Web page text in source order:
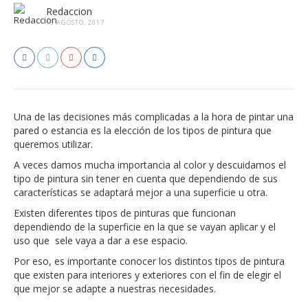
Redaccion
16 AGOSTO, 2017
Una de las decisiones más complicadas a la hora de pintar una
pared o estancia es la elección de los tipos de pintura que
queremos utilizar.
A veces damos mucha importancia al color y descuidamos el
tipo de pintura sin tener en cuenta que dependiendo de sus
características se adaptará mejor a una superficie u otra.
Existen diferentes tipos de pinturas que funcionan
dependiendo de la superficie en la que se vayan aplicar y el
uso que sele vaya a dar a ese espacio.
Por eso, es importante conocer los distintos tipos de pintura
que existen para interiores y exteriores con el fin de elegir el
que mejor se adapte a nuestras necesidades.